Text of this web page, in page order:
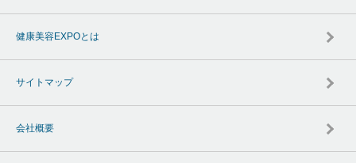
健康美容EXPOとは
サイトマップ
会社概要